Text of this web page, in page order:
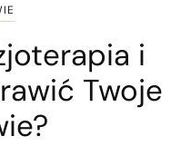
i
Twoje